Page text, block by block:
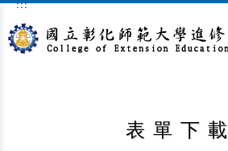
跳到主要內容區塊
:::
表單下載